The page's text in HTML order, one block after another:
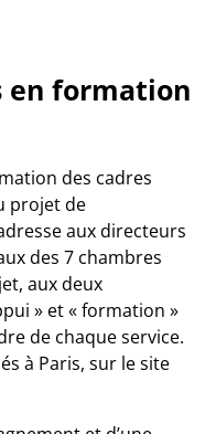
en formation
des cadres
projet de
aux directeurs
des 7 chambres
aux deux
» et « formation »
de chaque service.
à Paris, sur le site